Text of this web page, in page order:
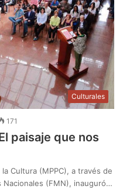
Culturales
171
paisaje que nos
Cultura (MPPC), a través de
(FMN), inauguró…